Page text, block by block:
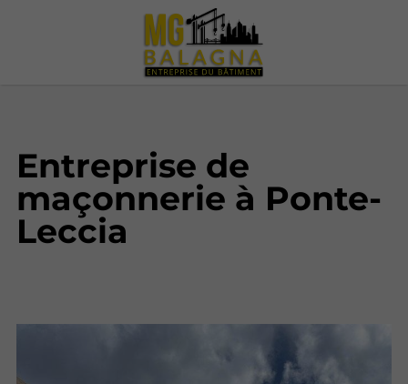
Entreprise de
maçonnerie à Ponte-
Leccia